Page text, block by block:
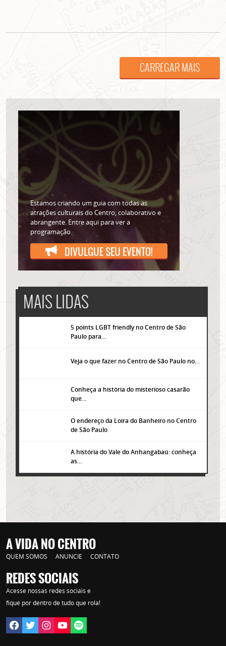
CARREGAR MAIS
Estamos criando um guia com todas as
atrações culturais do Centro, colaborativo e
abrangente. Entre aqui para ver a
programação.
DIVULGUE SEU EVENTO!
MAIS LIDAS
5 points LGBT friendly no Centro de São
Paulo para…
Veja o que fazer no Centro de São Paulo no…
Conheça a história do misterioso casarão
que…
O endereço da Loira do Banheiro no Centro
de São Paulo
A história do Vale do Anhangabaú: conheça
as…
A VIDA NO CENTRO
QUEM SOMOS ANUNCIE CONTATO
REDES SOCIAIS
Acesse nossas redes sociais e
fique por dentro de tudo que rola!
ASSINE GRATUITAMENTE
NOSSA NEWSLETTER!
Clique no botão abaixo para receber notícias sobre o
centro de São Paulo no seu email.
CLIQUE AQUI
não mostrar mais esse popup
labore quia nobis nihil tempora praesentium distinctio, id, quibusdam est.